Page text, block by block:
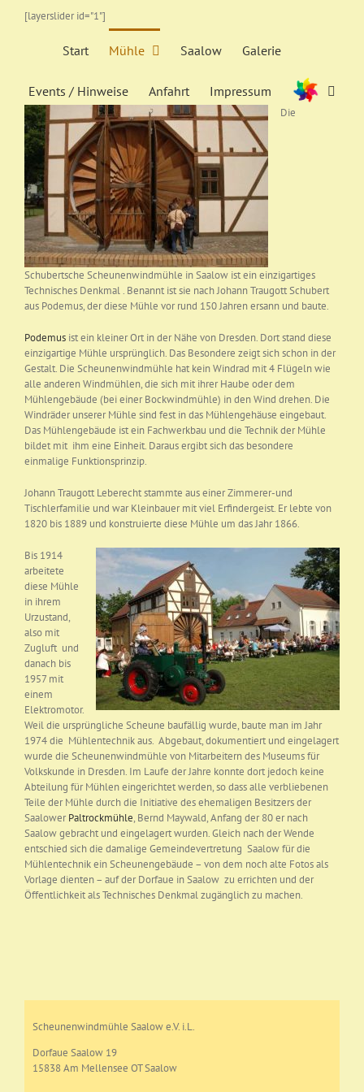
[layerslider id="1"]
Start Mühle Saalow Galerie
Events / Hinweise Anfahrt Impressum
Die
Schubertsche Scheunenwindmühle in Saalow ist ein einzigartiges
Technisches Denkmal . Benannt ist sie nach Johann Traugott Schubert
aus Podemus, der diese Mühle vor rund 150 Jahren ersann und baute.
Podemus ist ein kleiner Ort in der Nähe von Dresden. Dort stand diese
einzigartige Mühle ursprünglich. Das Besondere zeigt sich schon in der
Gestalt. Die Scheunenwindmühle hat kein Windrad mit 4 Flügeln wie
alle anderen Windmühlen, die sich mit ihrer Haube oder dem
Mühlengebäude (bei einer Bockwindmühle) in den Wind drehen. Die
Windräder unserer Mühle sind fest in das Mühlengehäuse eingebaut.
Das Mühlengebäude ist ein Fachwerkbau und die Technik der Mühle
bildet mit ihm eine Einheit. Daraus ergibt sich das besondere
einmalige Funktionsprinzip.
Johann Traugott Leberecht stammte aus einer Zimmerer-und
Tischlerfamilie und war Kleinbauer mit viel Erfindergeist. Er lebte von
1820 bis 1889 und konstruierte diese Mühle um das Jahr 1866.
Bis 1914
arbeitete
diese Mühle
in ihrem
Urzustand,
also mit
Zugluft und
danach bis
1957 mit
einem
Elektromotor.
Weil die ursprüngliche Scheune baufällig wurde, baute man im Jahr
1974 die Mühlentechnik aus. Abgebaut, dokumentiert und eingelagert
wurde die Scheunenwindmühle von Mitarbeitern des Museums für
Volkskunde in Dresden. Im Laufe der Jahre konnte dort jedoch keine
Abteilung für Mühlen eingerichtet werden, so dass alle verbliebenen
Teile der Mühle durch die Initiative des ehemaligen Besitzers der
SaalowerPaltrockmühle, Bernd Maywald, Anfang der 80 er nach
Saalow gebracht und eingelagert wurden. Gleich nach der Wende
entschied sich die damalige Gemeindevertretung Saalow für die
Mühlentechnik ein Scheunengebäude – von dem noch alte Fotos als
Vorlage dienten – auf der Dorfaue in Saalow zu errichten und der
Öffentlichkeit als Technisches Denkmal zugänglich zu machen.
Scheunenwindmühle Saalow e.V. i.L.
Dorfaue Saalow 19
15838 Am Mellensee OT Saalow